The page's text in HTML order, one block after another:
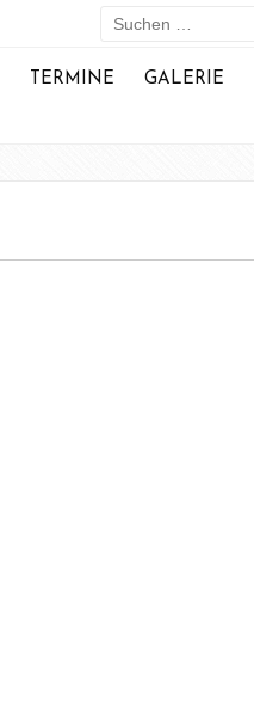
Suchen
nach:
TERMINE GALERIE